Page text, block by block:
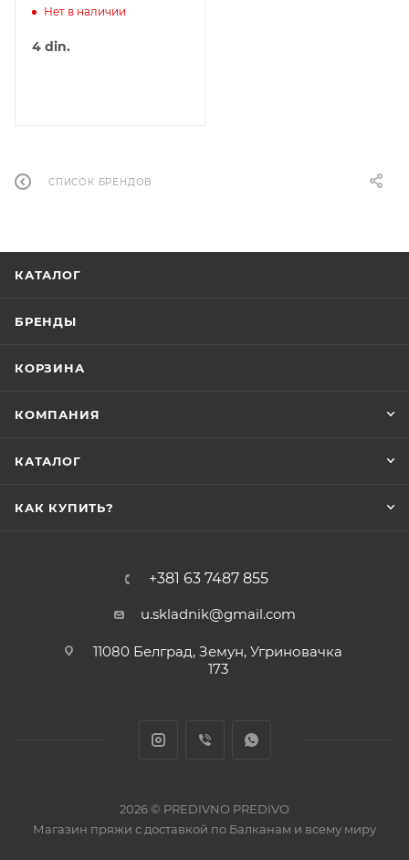
Нет в наличии
4 din.
СПИСОК БРЕНДОВ
КАТАЛОГ
БРЕНДЫ
КОРЗИНА
КОМПАНИЯ
КАТАЛОГ
КАК КУПИТЬ?
+381 63 7487 855
u.skladnik@gmail.com
11080 Белград, Земун, Угриновачка
173
2026 © PREDIVNO PREDIVO
Магазин пряжи с доставкой по Балканам и всему миру